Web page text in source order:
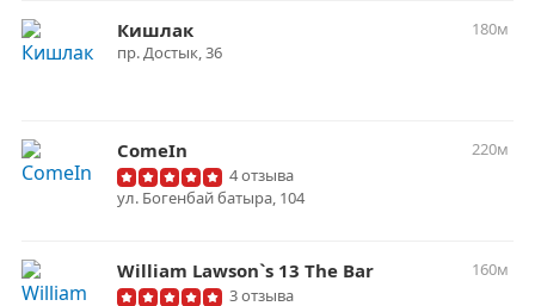
Кишлак
180м
пр. Достык, 36
ComeIn
220м
4 отзыва
ул. Богенбай батыра, 104
William Lawson`s 13 The Bar
160м
3 отзыва